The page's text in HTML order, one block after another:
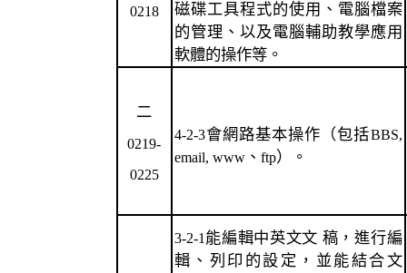
0218
磁碟工具程式的使用、電腦檔案
的管理、以及電腦輔助教學應用
軟體的操作等。
二
0219-
0225
4-2-3會網路基本操作（包括BBS,
email, www、 ftp）。
3-2-1 能編輯中英文文 稿，進行編
輯、列印的設定，並能結合文